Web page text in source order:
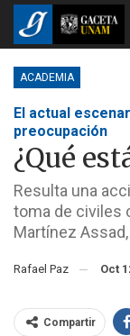
ACADEMIA
El actual
preocupación
¿Qué
Resulta una
toma de civiles
Martínez
Rafael Paz Oct
Compartir